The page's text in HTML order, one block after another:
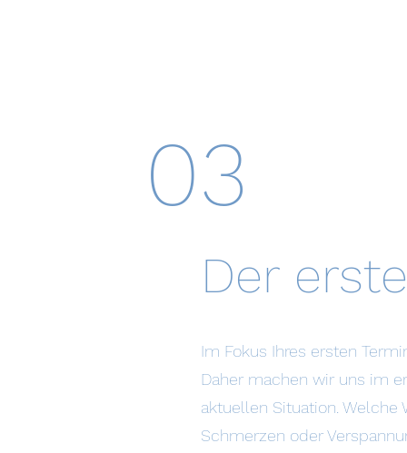
03
Der
Im Fokus Ihres ersten
Daher machen wir uns im
aktuellen Situation. Welche
Schmerzen oder